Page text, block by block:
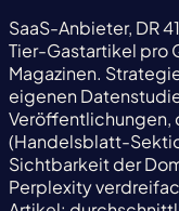
SaaS-Anbieter, DR
Tier-Gastartikel pro
Magazinen.
eigenen
Veröffentlichungen,
(Handelsblatt-
Sichtbarkeit der
Perplexity